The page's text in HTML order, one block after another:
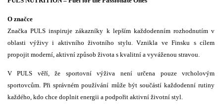
O značce
Značka PULS inspiruje zákazníky k lepším každodenním rozhodnutím v
oblasti výživy i aktivního životního stylu. Vznikla ve Finsku s cílem
propojit moderní, aktivní způsob života s kvalitní a vyváženou stravou.
V PULS věří, že sportovní výživa není určena pouze vrcholovým
sportovcům. Při správném používání může být součástí každodenní rutiny
každého, kdo chce doplnit energii a podpořit aktivní životní styl.